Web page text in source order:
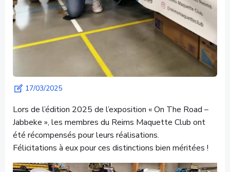
17/03/2025
Lors de l’édition 2025 de l’exposition « On The Road –
Jabbeke », les membres du Reims Maquette Club ont
été récompensés pour leurs réalisations.
Félicitations à eux pour ces distinctions bien méritées !